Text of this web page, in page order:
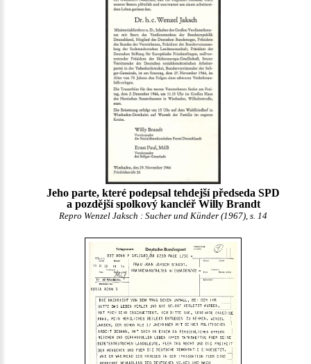
Jeho parte, které podepsal tehdejší předseda SPD
a pozdější spolkový kancléř Willy Brandt
Repro Wenzel Jaksch : Sucher und Künder (1967), s. 14